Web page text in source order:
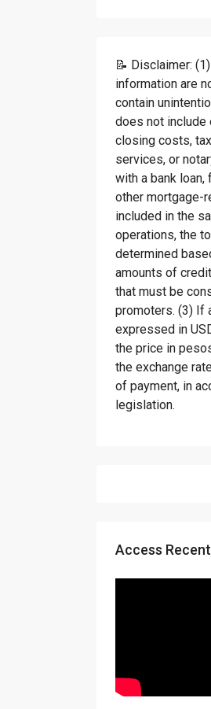
📝 Disclaimer:
information are
contain
does not include
closing costs,
services, or
with a bank
other mortgage-
included in the
operations, the
determined
amounts of
that must be
promoters. (3) If
expressed in
the price in
the exchange
of payment, in
legislation.
Access